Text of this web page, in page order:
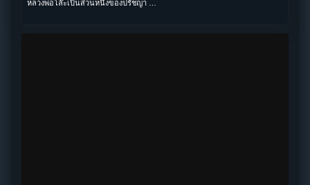
หลวงพ่อโล๊ะเป็นส่วนหนึ่งของปรัชญา …